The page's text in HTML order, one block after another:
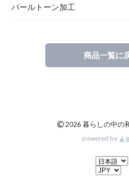
一筆箋
ハンドメイドキット
パールトーン加工
商品一覧に
© 2026 暮らしの中の
powered by